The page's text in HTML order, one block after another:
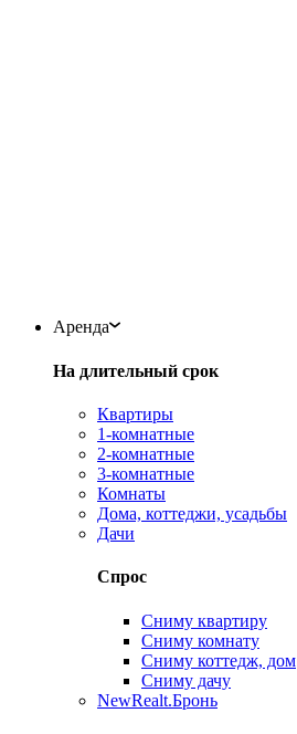
Аренда
На длительный срок
Квартиры
1-комнатные
2-комнатные
3-комнатные
Комнаты
Дома, коттеджи, усадьбы
Дачи
Спрос
Сниму квартиру
Сниму комнату
Сниму коттедж, дом
Сниму дачу
NewRealt.Бронь